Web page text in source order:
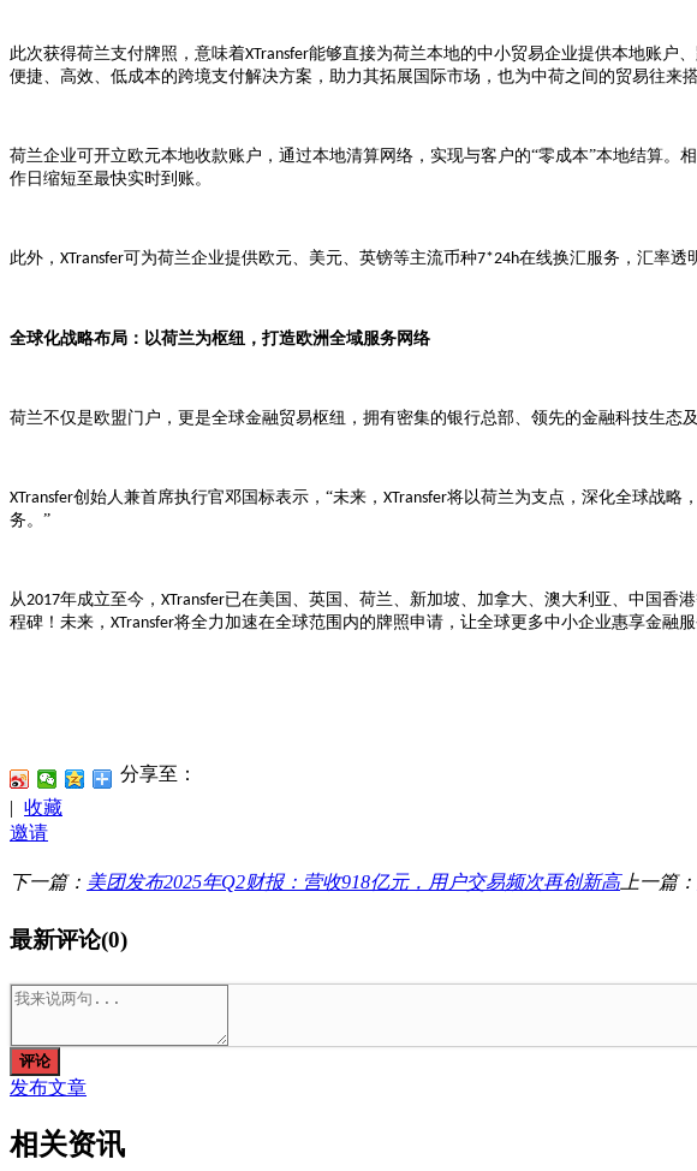
此次获得荷兰支付牌照，意味着XTransfer能够直接为荷兰本地的中小贸易企业提供本地账户
便捷、高效、低成本的跨境支付解决方案，助力其拓展国际市场，也为中荷之间的贸易往来
荷兰企业可开立欧元本地收款账户，通过本地清算网络，实现与客户的“零成本”本地结算。
作日缩短至最快实时到账。
此外， XTransfer可为荷兰企业提供欧元、美元、英镑等主流币种7*24h在线换汇服务，汇率透
全球化战略布局：以荷兰为枢纽，打造欧洲全域服务网络
荷兰不仅是欧盟门户，更是全球金融贸易枢纽，拥有密集的银行总部、领先的金融科技生态
XTransfer创始人兼首席执行官邓国标表示，“未来， XTransfer将以荷兰为支点，深化全球战略
务。”
从2017年成立至今， XTransfer已在美国、英国、荷兰、新加坡、加拿大、澳大利亚、中国香
程碑！未来， XTransfer将全力加速在全球范围内的牌照申请，让全球更多中小企业惠享金融服
分享至：
| 收藏
邀请
下一篇： 美团发布2025年Q2财报：营收918亿元，用户交易频次再创新高上一篇：
最新评论(0)
评论
发布文章
相关资讯